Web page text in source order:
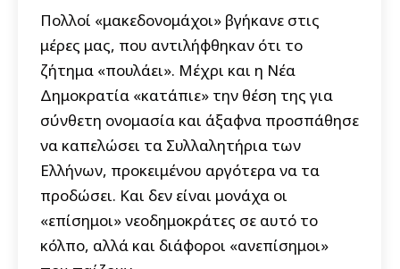
Πολλοί «μακεδονομάχοι» βγήκανε στις
μέρες μας, που αντιλήφθηκαν ότι το
ζήτημα «πουλάει». Μέχρι και η Νέα
Δημοκρατία «κατάπιε» την θέση της για
σύνθετη ονομασία και άξαφνα προσπάθησε
να καπελώσει τα Συλλαλητήρια των
Ελλήνων, προκειμένου αργότερα να τα
προδώσει. Και δεν είναι μονάχα οι
«επίσημοι» νεοδημοκράτες σε αυτό το
κόλπο, αλλά και διάφοροι «ανεπίσημοι»